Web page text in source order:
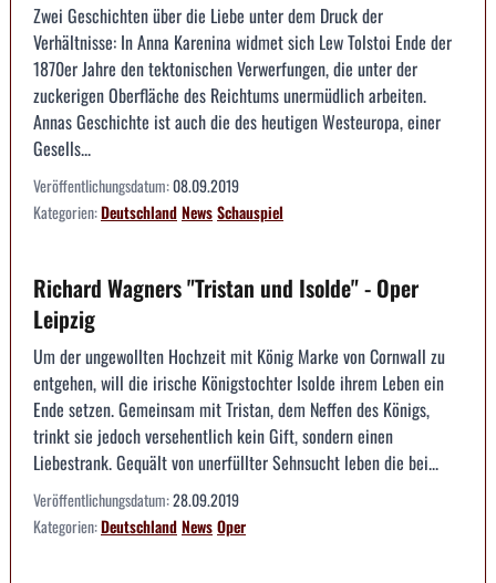
Zwei Geschichten über die Liebe unter dem Druck der
Verhältnisse: In Anna Karenina widmet sich Lew Tolstoi Ende der
1870er Jahre den tektonischen Verwerfungen, die unter der
zuckerigen Oberfläche des Reichtums unermüdlich arbeiten.
Annas Geschichte ist auch die des heutigen Westeuropa, einer
Gesells...
Veröffentlichungsdatum:08.09.2019
Kategorien:DeutschlandNewsSchauspiel
Richard Wagners "Tristan und Isolde" - Oper
Leipzig
Um der ungewollten Hochzeit mit König Marke von Cornwall zu
entgehen, will die irische Königstochter Isolde ihrem Leben ein
Ende setzen. Gemeinsam mit Tristan, dem Neffen des Königs,
trinkt sie jedoch versehentlich kein Gift, sondern einen
Liebestrank. Gequält von unerfüllter Sehnsucht leben die bei...
Veröffentlichungsdatum:28.09.2019
Kategorien:DeutschlandNewsOper